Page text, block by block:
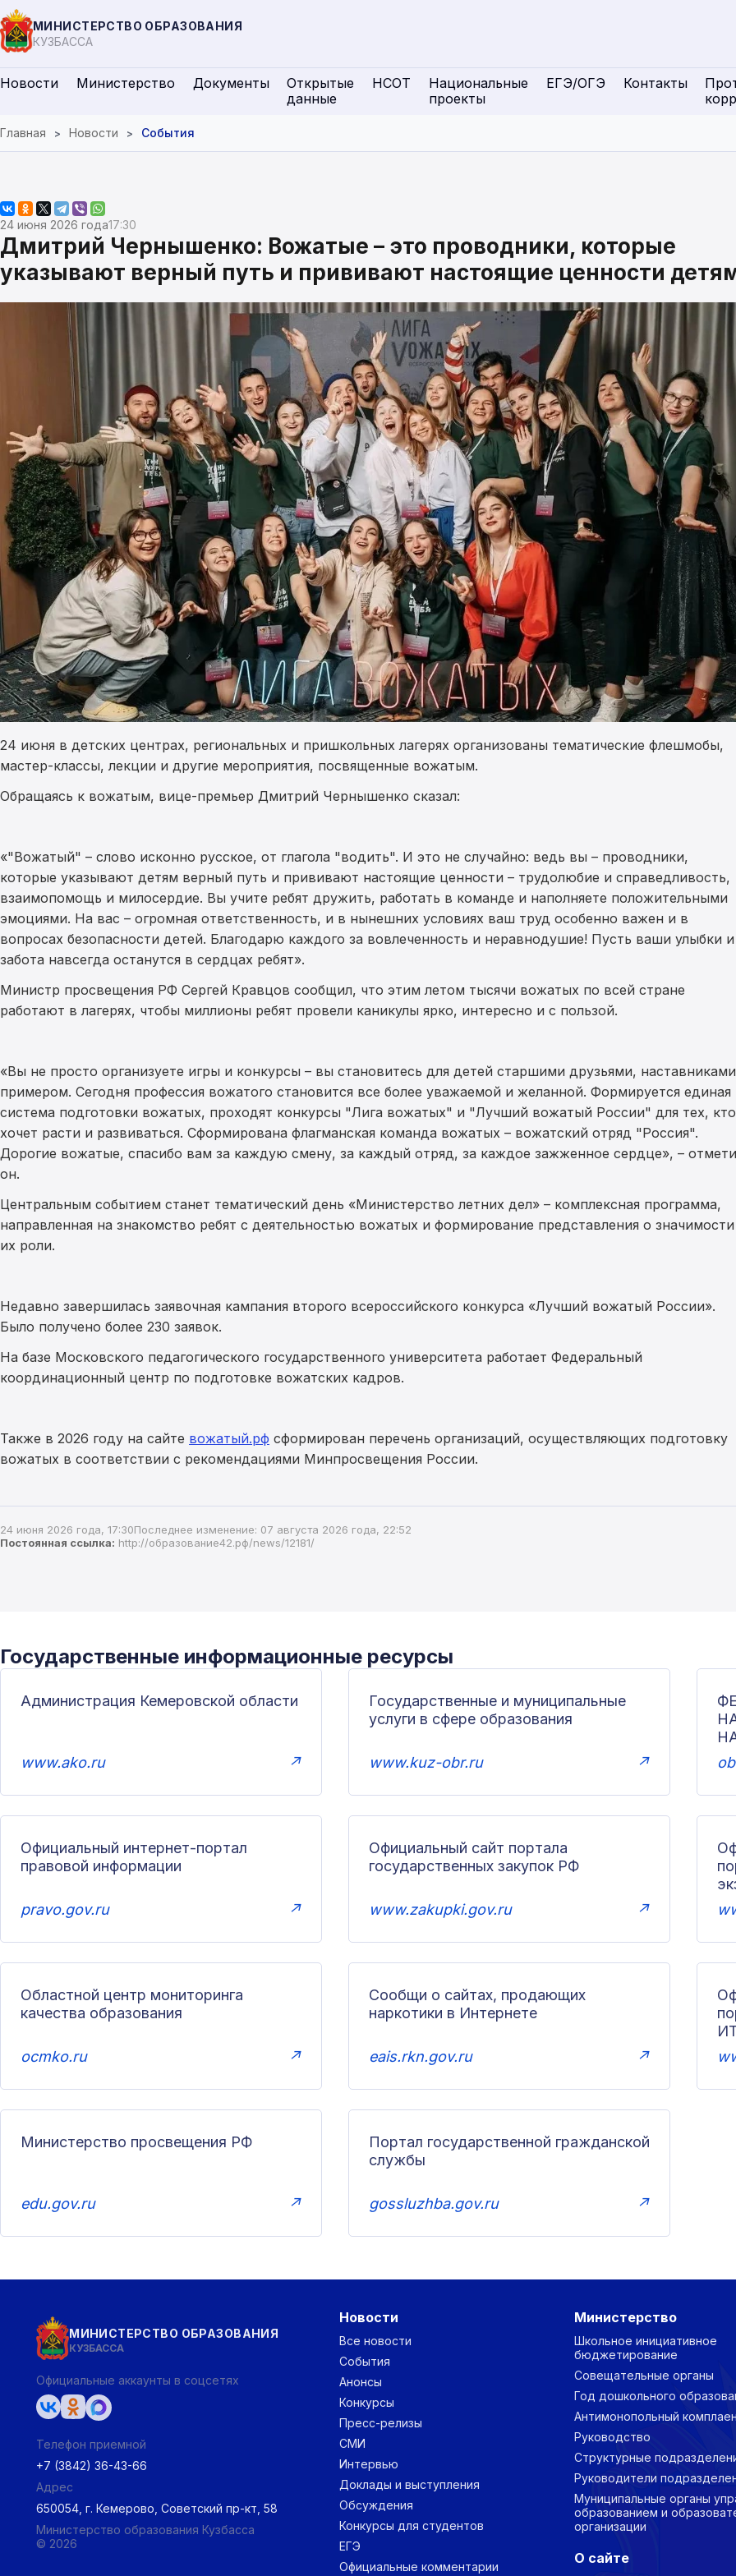
МИНИСТЕРСТВО ОБРАЗОВАНИЯ
КУЗБАССА
Новости Министерство Документы
Открытые
данные
НСОТ
Национальные
проекты
ЕГЭ/ОГЭ Контакты
Главная Новости События
24 июня 2026 года17:30
Дмитрий Чернышенко: Вожатые – это проводники, которые
указывают верный путь и прививают настоящие ценности
24 июня в детских центрах, региональных и пришкольных лагерях организованы тематические флешмобы,
мастер-классы, лекции и другие мероприятия, посвященные вожатым.
Обращаясь к вожатым, вице-премьер Дмитрий Чернышенко сказал:
«"Вожатый" – слово исконно русское, от глагола "водить". И это не случайно: ведь вы – проводники,
которые указывают детям верный путь и прививают настоящие ценности – трудолюбие и справедливость,
взаимопомощь и милосердие. Вы учите ребят дружить, работать в команде и наполняете положительными
эмоциями. На вас – огромная ответственность, и в нынешних условиях ваш труд особенно важен и в
вопросах безопасности детей. Благодарю каждого за вовлеченность и неравнодушие! Пусть ваши улыбки и
забота навсегда останутся в сердцах ребят».
Министр просвещения РФ Сергей Кравцов сообщил, что этим летом тысячи вожатых по всей стране
работают в лагерях, чтобы миллионы ребят провели каникулы ярко, интересно и с пользой.
«Вы не просто организуете игры и конкурсы – вы становитесь для детей старшими друзьями,
примером. Сегодня профессия вожатого становится все более уважаемой и желанной. Формируется единая
система подготовки вожатых, проходят конкурсы "Лига вожатых" и "Лучший вожатый России" для тех, кто
хочет расти и развиваться. Сформирована флагманская команда вожатых – вожатский отряд "Россия".
Дорогие вожатые, спасибо вам за каждую смену, за каждый отряд, за каждое зажженное сердце», –
он.
Центральным событием станет тематический день «Министерство летних дел» – комплексная программа,
направленная на знакомство ребят с деятельностью вожатых и формирование представления о значимости
их роли.
Недавно завершилась заявочная кампания второго всероссийского конкурса «Лучший вожатый России».
Было получено более 230 заявок.
На базе Московского педагогического государственного университета работает Федеральный
координационный центр по подготовке вожатских кадров.
Также в 2026 году на сайте вожатый.рф сформирован перечень организаций, осуществляющих подготовку
вожатых в соответствии с рекомендациями Минпросвещения России.
24 июня 2026 года, 17:30Последнее изменение: 07 августа 2026 года, 22:52
Постоянная ссылка: http://образование42.рф/news/12181/
Государственные информационные ресурсы
Администрация Кемеровской области
www.ako.ru ↗
Государственные и муниципальные
услуги в сфере образования
www.kuz-obr.ru ↗
Официальный интернет-портал
правовой информации
pravo.gov.ru ↗
Официальный сайт портала
государственных закупок РФ
www.zakupki.gov.ru ↗
Областной центр мониторинга
качества образования
ocmko.ru ↗
Сообщи о сайтах, продающих
наркотики в Интернете
eais.rkn.gov.ru ↗
Министерство просвещения РФ
edu.gov.ru ↗
Портал государственной гражданской
службы
gossluzhba.gov.ru ↗
МИНИСТЕРСТВО ОБРАЗОВАНИЯ
КУЗБАССА
Официальные аккаунты в соцсетях
Телефон приемной
+7 (3842) 36-43-66
Адрес
650054, г. Кемерово, Советский пр-кт, 58
Министерство образования Кузбасса
© 2026
Новости
Все новости
События
Анонсы
Конкурсы
Пресс-релизы
СМИ
Интервью
Доклады и выступления
Обсуждения
Конкурсы для студентов
ЕГЭ
Официальные комментарии
Министерство
Школьное инициативное
бюджетирование
Совещательные органы
Год дошкольного
Антимонопольный
Руководство
Структурные
Руководители
Муниципальные органы
образованием и
организации
О сайте